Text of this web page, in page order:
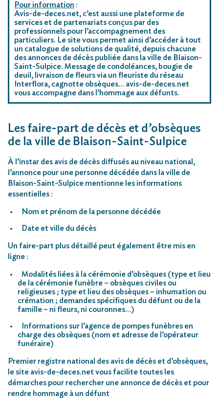
Pour information :
Avis-de-deces.net, c’est aussi une plateforme de
services et de partenariats conçus par des
professionnels pour l’accompagnement des
particuliers. Le site vous permet ainsi d’accéder à tout
un catalogue de solutions de qualité, depuis chacune
des annonces de décès publiée dans la ville de Blaison-
Saint-Sulpice. Message de condoléances, bougie de
deuil, livraison de fleurs via un fleuriste du réseau
Interflora, cagnotte obsèques… avis-de-deces.net
vous accompagne dans l’hommage aux défunts.
Les faire-part de décès et d’obsèques
de la ville de Blaison-Saint-Sulpice
À l’instar des avis de décès diffusés au niveau national,
l’annonce pour une personne décédée dans la ville de
Blaison-Saint-Sulpice mentionne les informations
essentielles :
Nom et prénom de la personne décédée
Date et ville du décès
Un faire-part plus détaillé peut également être mis en
ligne :
Modalités liées à la cérémonie d’obsèques (type et lieu
de la cérémonie funèbre – obsèques civiles ou
religieuses ; type et lieu des obsèques – inhumation ou
crémation ; demandes spécifiques du défunt ou de la
famille – ni fleurs, ni couronnes…)
Informations sur l’agence de pompes funèbres en
charge des obsèques (nom et adresse de l’opérateur
funéraire)
Premier registre national des avis de décès et d’obsèques,
le site avis-de-deces.net vous facilite toutes les
démarches pour rechercher une annonce de décès et pour
rendre hommage à un défunt